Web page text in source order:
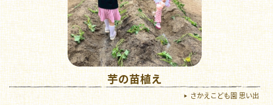
芋の苗植え
さかえこども園 思い出